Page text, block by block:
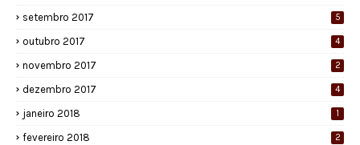
setembro 2017 5
outubro 2017 4
novembro 2017 2
dezembro 2017 4
janeiro 2018 1
fevereiro 2018 2